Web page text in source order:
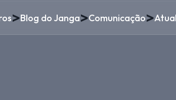
>Blog do Janga>Comunicação>